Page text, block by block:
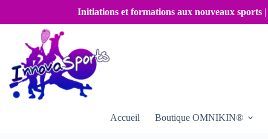
contenu
Initiations et formations aux nouveaux sports|
Accueil Boutique OMNIKIN®